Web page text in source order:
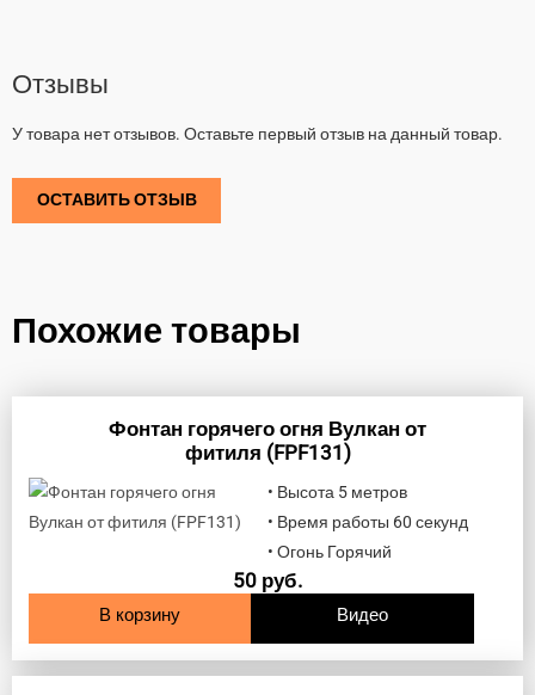
Отзывы
У товара нет отзывов. Оставьте первый отзыв на данный товар.
ОСТАВИТЬ ОТЗЫВ
Похожие товары
Фонтан горячего огня Вулкан от
фитиля (FPF131)
• Высота 5 метров
• Время работы 60 секунд
• Огонь Горячий
50 руб.
В корзину Видео